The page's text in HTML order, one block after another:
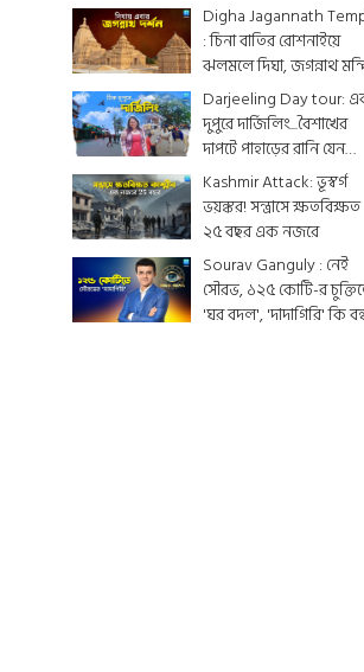
Digha Jagannath
: চিনা বাতির রোশনাইয়ে
ঝলমলে দিঘা, জগন্নাথ
শেষ মুহূর্তের সাজসজ্জা
Darjeeling Day tour:
দুপুরে দার্জিলিং...বৈশাখের
দাপটে পাহাড়ের রানি যেন
একটুকরো স্বর্গ
Kashmir Attack: ভূস্বর্গ
ভয়ঙ্কর! সন্ত্রাসে ক্ষতবিক্ষত
২৫ বছর এক নজরে
Sourav Ganguly : নেই
সৌরভ, ১২৫ কোটি-র
'ঘর বদল', 'দাদাগিরি' কি